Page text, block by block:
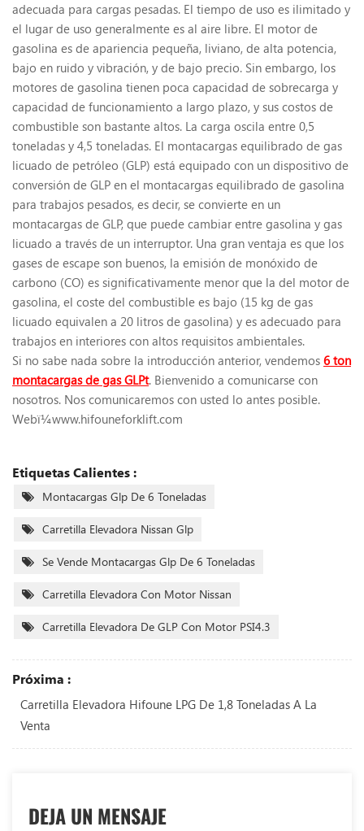
adecuada para cargas pesadas. El tiempo de uso es ilimitado y
el lugar de uso generalmente es al aire libre. El motor de
gasolina es de apariencia pequeña, liviano, de alta potencia,
bajo en ruido y vibración, y de bajo precio. Sin embargo, los
motores de gasolina tienen poca capacidad de sobrecarga y
capacidad de funcionamiento a largo plazo, y sus costos de
combustible son bastante altos. La carga oscila entre 0,5
toneladas y 4,5 toneladas. El montacargas equilibrado de gas
licuado de petróleo (GLP) está equipado con un dispositivo de
conversión de GLP en el montacargas equilibrado de gasolina
para trabajos pesados, es decir, se convierte en un
montacargas de GLP, que puede cambiar entre gasolina y gas
licuado a través de un interruptor. Una gran ventaja es que los
gases de escape son buenos, la emisión de monóxido de
carbono (CO) es significativamente menor que la del motor de
gasolina, el coste del combustible es bajo (15 kg de gas
licuado equivalen a 20 litros de gasolina) y es adecuado para
trabajos en interiores con altos requisitos ambientales.
Si no sabe nada sobre la introducción anterior, vendemos 6 ton
montacargas de gas GLPt. Bienvenido a comunicarse con
nosotros. Nos comunicaremos con usted lo antes posible.
Webï¼www.hifouneforklift.com
Etiquetas Calientes :
Montacargas Glp De 6 Toneladas
Carretilla Elevadora Nissan Glp
Se Vende Montacargas Glp De 6 Toneladas
Carretilla Elevadora Con Motor Nissan
Carretilla Elevadora De GLP Con Motor PSI4.3
Próxima :
Carretilla Elevadora Hifoune LPG De 1,8 Toneladas A La
Venta
DEJA UN MENSAJE